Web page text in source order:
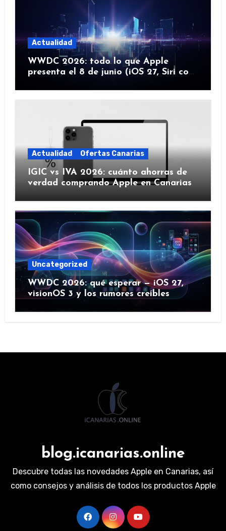
Actualidad
WWDC 2026: todo lo que Apple
presenta el 8 de junio (iOS 27, Siri con
Actualidad Ofertas Canarias
IGIC vs IVA 2026: cuánto ahorras de
verdad comprando Apple en Canarias
Uncategorized
WWDC 2026: qué esperar — iOS 27,
visionOS 3 y los rumores creíbles
blog.icanarias.online
Descubre todas las novedades Apple en Canarias, así
como consejos y análisis de todos los productos Apple